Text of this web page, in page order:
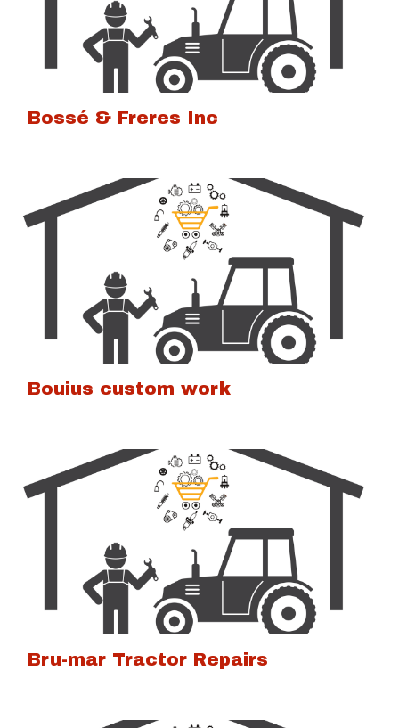
Bossé & Freres Inc
Bouius custom work
Bru-mar Tractor Repairs